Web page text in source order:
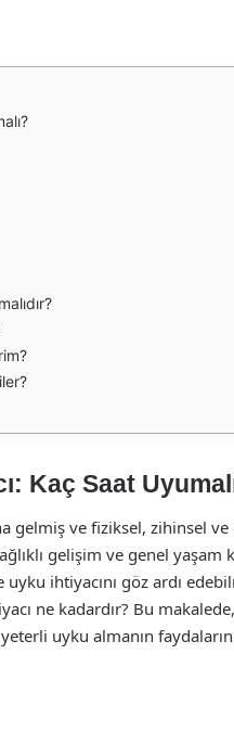
Kaç Saat
gelmiş ve fiziksel, zihinsel
gelişim ve genel yaşam
ihtiyacını göz ardı
ne kadardır? Bu
uyku almanın